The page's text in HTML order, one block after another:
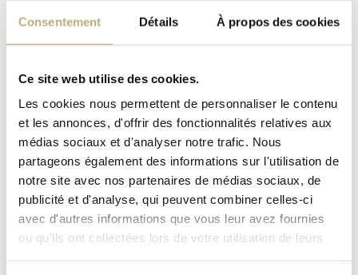
Consentement Détails À propos des cookies
Ce site web utilise des cookies.
Les cookies nous permettent de personnaliser le contenu
et les annonces, d'offrir des fonctionnalités relatives aux
médias sociaux et d'analyser notre trafic. Nous
partageons également des informations sur l'utilisation de
notre site avec nos partenaires de médias sociaux, de
publicité et d'analyse, qui peuvent combiner celles-ci
avec d'autres informations que vous leur avez fournies
ou qu'ils ont collectées lors de votre utilisation de leurs
wenn Ihre Daten für die ursprünglichen Zwecke
nicht mehr notwendig sind, sie Ihre
widerrufen haben oder die Daten unrechtmäßig
verarbeitet wurden.
Recht auf Einschränkung der Verarbeitung Sie
haben ein Recht auf Einschränkung der
Verarbeitung, z.B. wenn Sie der Meinung sind,
die personenbezogenen Daten seien unrichtig.
Recht auf Datenübertragbarkeit Sie haben das
Recht, die Sie betreffenden
personenbezogenen Daten in einem
strukturierten, gängigen und